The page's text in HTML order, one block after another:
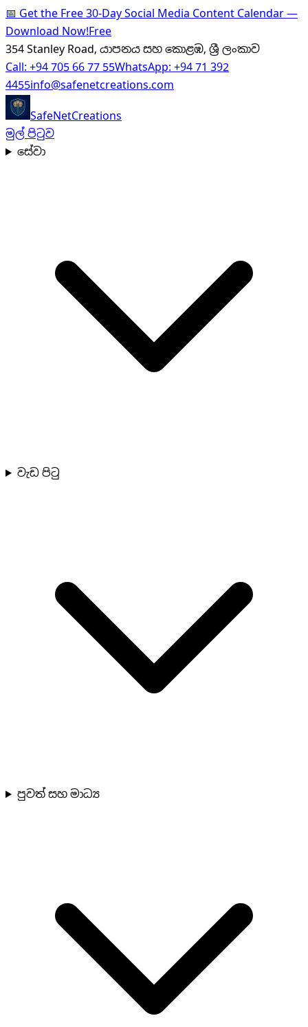
📅Get the Free 30-Day Social Media Content Calendar —
Download Now!Free
354 Stanley Road, යාපනය සහ කොළඹ, ශ්‍රී ලංකාව
Call:+94 705 66 77 55WhatsApp:+94 71 392
4455info@safenetcreations.com
SafeNetCreations
මුල් පිටුව
සේවා
වැඩ පිටු
පුවත් සහ මාධ්‍ය